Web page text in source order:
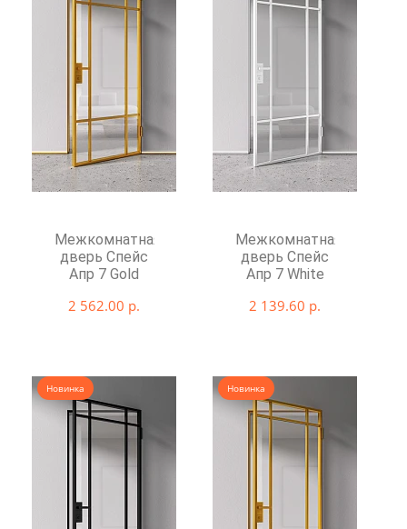
Межкомнатная
дверь Спейс
Апр 7 Gold
2 562.00 р.
Межкомнатная
дверь Спейс
Апр 7 White
2 139.60 р.
Новинка Новинка